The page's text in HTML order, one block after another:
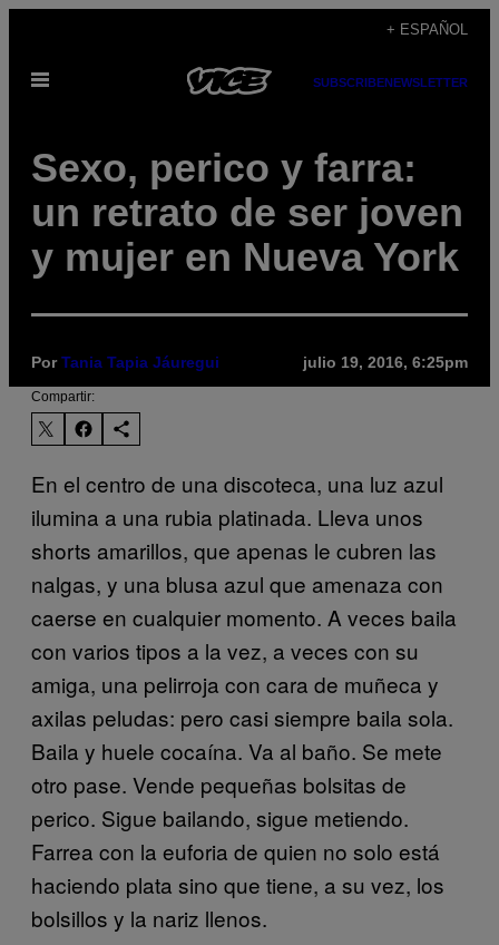
contenido
+ ESPAÑOL
Abrir
SUBSCRIBENEWSLETTER
Sexo, perico y farra:
un retrato de ser joven
y mujer en Nueva York
PorTania Tapia Jáuregui julio 19, 2016, 6:25pm
Compartir:
En el centro de una discoteca, una luz azul
ilumina a una rubia platinada. Lleva unos
shorts amarillos, que apenas le cubren las
nalgas, y una blusa azul que amenaza con
caerse en cualquier momento. A veces baila
con varios tipos a la vez, a veces con su
amiga, una pelirroja con cara de muñeca y
axilas peludas: pero casi siempre baila sola.
Baila y huele cocaína. Va al baño. Se mete
otro pase. Vende pequeñas bolsitas de
perico. Sigue bailando, sigue metiendo.
Farrea con la euforia de quien no solo está
haciendo plata sino que tiene, a su vez, los
bolsillos y la nariz llenos.